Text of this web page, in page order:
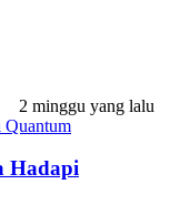
2 minggu yang lalu
Hadapi